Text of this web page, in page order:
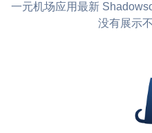
一元机场应用最新
没有展示